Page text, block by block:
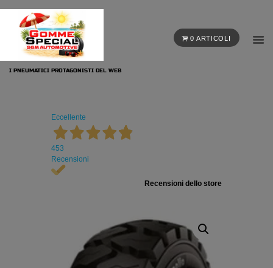
0 ARTICOLI
I PNEUMATICI PROTAGONISTI DEL WEB
Eccellente
453
Recensioni
Recensioni dello store